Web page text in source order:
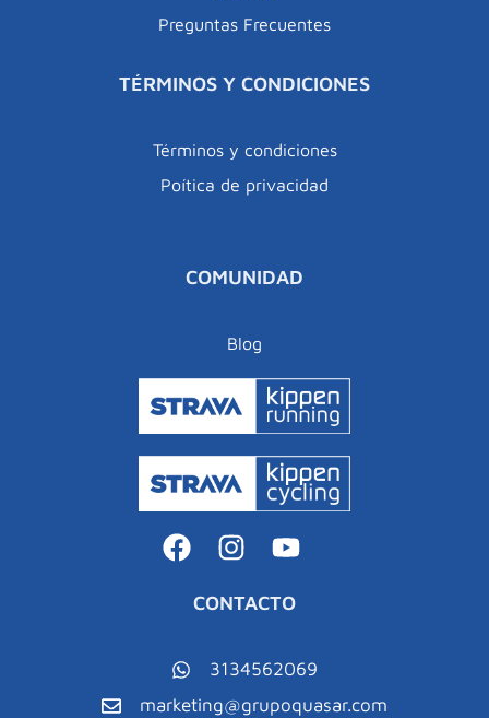
Preguntas Frecuentes
TÉRMINOS Y CONDICIONES
Términos y condiciones
Poítica de privacidad
COMUNIDAD
Blog
CONTACTO
3134562069
marketing@grupoquasar.com